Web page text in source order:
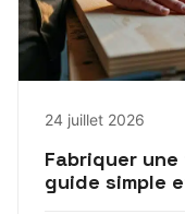
24 juillet 2026
Fabriquer
guide simple